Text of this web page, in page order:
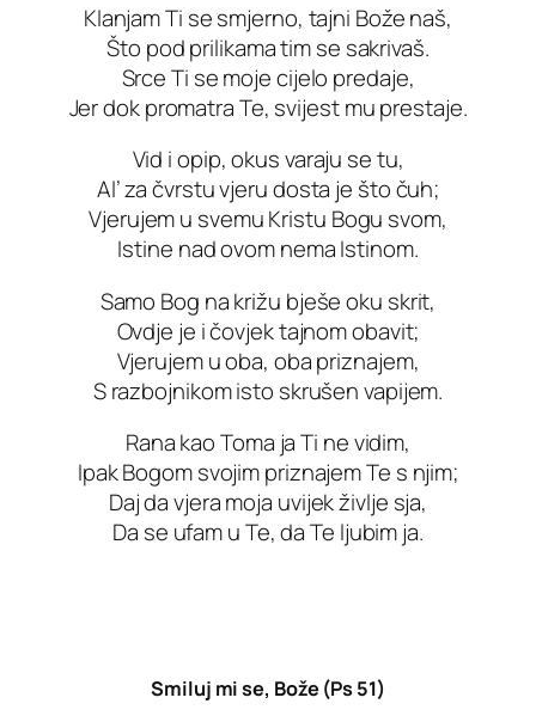
Klanjam Ti se smjerno, tajni Bože naš,
Što pod prilikama tim se sakrivaš.
Srce Ti se moje cijelo predaje,
Jer dok promatra Te, svijest mu prestaje.
Vid i opip, okus varaju se tu,
Al’ za čvrstu vjeru dosta je što čuh;
Vjerujem u svemu Kristu Bogu svom,
Istine nad ovom nema Istinom.
Samo Bog na križu bješe oku skrit,
Ovdje je i čovjek tajnom obavit;
Vjerujem u oba, oba priznajem,
S razbojnikom isto skrušen vapijem.
Rana kao Toma ja Ti ne vidim,
Ipak Bogom svojim priznajem Te s njim;
Daj da vjera moja uvijek življe sja,
Da se ufam u Te, da Te ljubim ja.
Smiluj mi se, Bože (Ps 51)